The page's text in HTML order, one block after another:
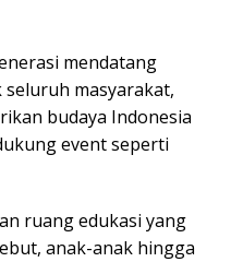
mendatang
seluruh masyarakat,
budaya Indonesia
event seperti
ruang edukasi yang
anak-anak hingga